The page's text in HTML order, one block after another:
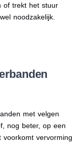
of trekt het stuur
noodzakelijk.
met velgen
nog beter, op een
vervorming